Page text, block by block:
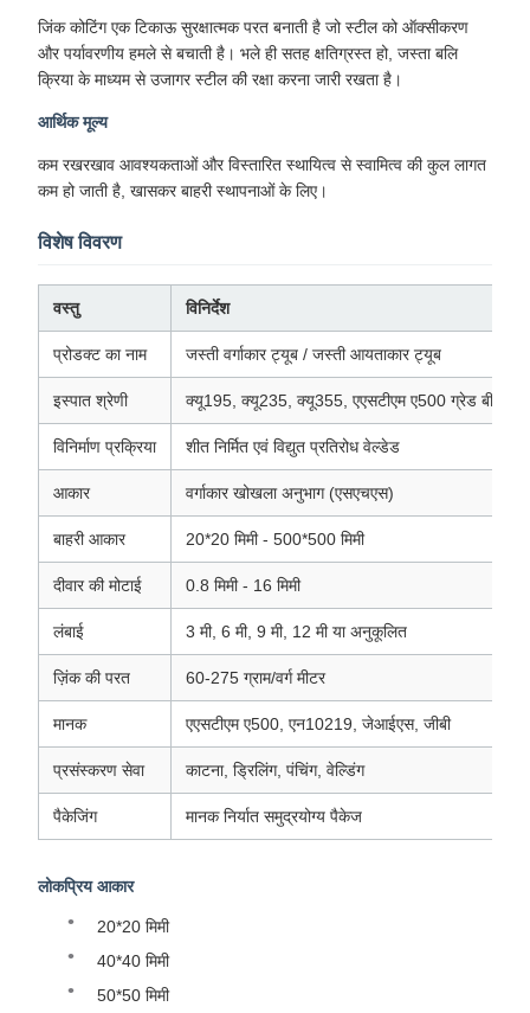
जिंक कोटिंग एक टिकाऊ सुरक्षात्मक परत बनाती है जो स्टील को ऑक्सीकरण
और पर्यावरणीय हमले से बचाती है। भले ही सतह क्षतिग्रस्त हो, जस्ता बलि
क्रिया के माध्यम से उजागर स्टील की रक्षा करना जारी रखता है।
आर्थिक मूल्य
कम रखरखाव आवश्यकताओं और विस्तारित स्थायित्व से स्वामित्व की कुल लागत
कम हो जाती है, खासकर बाहरी स्थापनाओं के लिए।
विशेष विवरण
वस्तु विनिर्देश
प्रोडक्ट का नाम जस्ती वर्गाकार ट्यूब / जस्ती आयताकार ट्यूब
इस्पात श्रेणी क्यू195, क्यू235, क्यू355, एएसटीएम ए500 ग्रेड बी/सी
विनिर्माण प्रक्रिया शीत निर्मित एवं विद्युत प्रतिरोध वेल्डेड
आकार वर्गाकार खोखला अनुभाग (एसएचएस)
बाहरी आकार 20*20 मिमी - 500*500 मिमी
दीवार की मोटाई 0.8 मिमी - 16 मिमी
लंबाई 3 मी, 6 मी, 9 मी, 12 मी या अनुकूलित
ज़िंक की परत 60-275 ग्राम/वर्ग मीटर
मानक एएसटीएम ए500, एन10219, जेआईएस, जीबी
प्रसंस्करण सेवा काटना, ड्रिलिंग, पंचिंग, वेल्डिंग
पैकेजिंग मानक निर्यात समुद्रयोग्य पैकेज
लोकप्रिय आकार
20*20 मिमी
40*40 मिमी
50*50 मिमी